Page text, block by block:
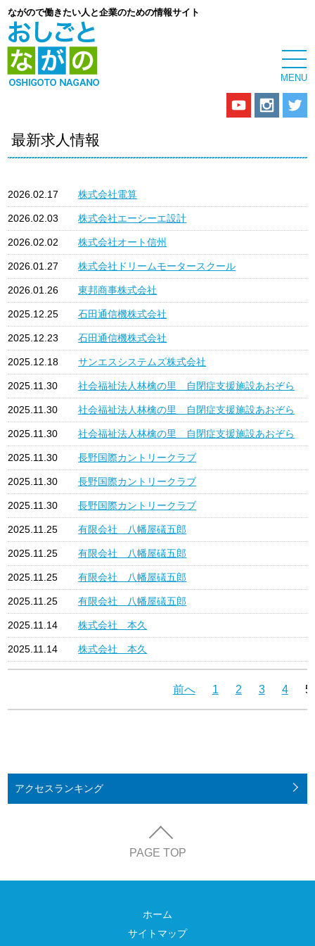
ながので働きたい人と企業のための情報サイト
最新求人情報
2026.02.17 株式会社電算
2026.02.03 株式会社エーシーエ設計
2026.02.02 株式会社オート信州
2026.01.27 株式会社ドリームモータースクール
2026.01.26 東邦商事株式会社
2025.12.25 石田通信機株式会社
2025.12.23 石田通信機株式会社
2025.12.18 サンエスシステムズ株式会社
2025.11.30 社会福祉法人林檎の里 自閉症支援施設あおぞら
2025.11.30 社会福祉法人林檎の里 自閉症支援施設あおぞら
2025.11.30 社会福祉法人林檎の里 自閉症支援施設あおぞら
2025.11.30 長野国際カントリークラブ
2025.11.30 長野国際カントリークラブ
2025.11.30 長野国際カントリークラブ
2025.11.25 有限会社 八幡屋礒五郎
2025.11.25 有限会社 八幡屋礒五郎
2025.11.25 有限会社 八幡屋礒五郎
2025.11.25 有限会社 八幡屋礒五郎
2025.11.14 株式会社 本久
2025.11.14 株式会社 本久
前へ 1 2 3 4 5
アクセスランキング
PAGE TOP
ホーム
サイトマップ